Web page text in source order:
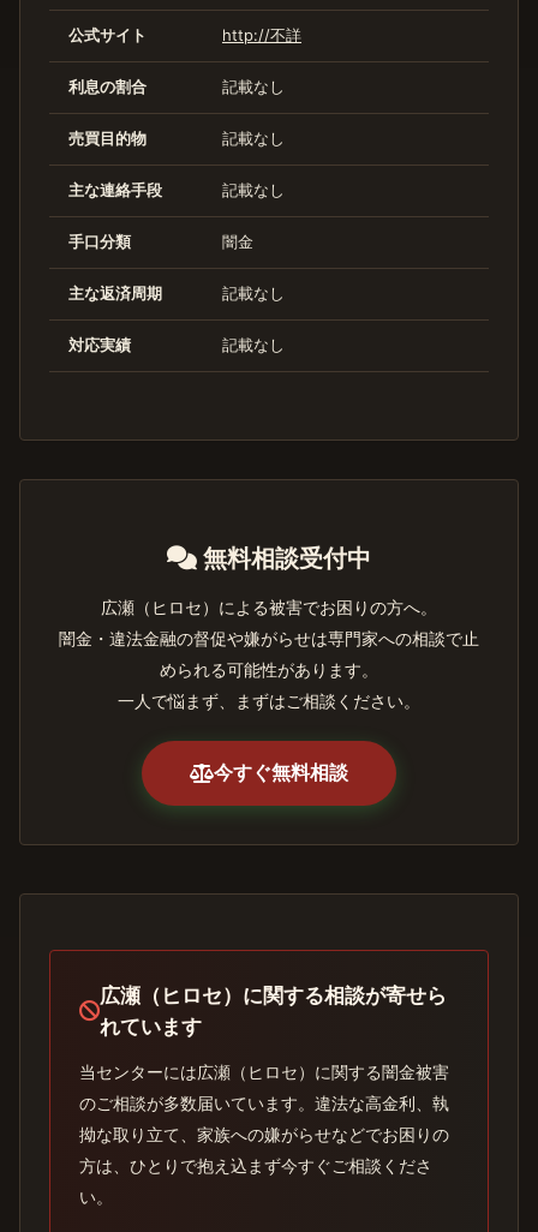
公式サイト http://不詳
利息の割合 記載なし
売買目的物 記載なし
主な連絡手段 記載なし
手口分類 闇金
主な返済周期 記載なし
対応実績 記載なし
無料相談受付中
広瀬（ヒロセ）による被害でお困りの方へ。
闇金・違法金融の督促や嫌がらせは専門家への相談で止
められる可能性があります。
一人で悩まず、まずはご相談ください。
今すぐ無料相談
広瀬（ヒロセ）に関する相談が寄せら
れています
当センターには広瀬（ヒロセ）に関する闇金被害
のご相談が多数届いています。違法な高金利、執
拗な取り立て、家族への嫌がらせなどでお困りの
方は、ひとりで抱え込まず今すぐご相談くださ
い。